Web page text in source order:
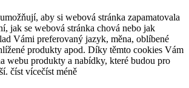
aby si webová stránka zapamatovala
jak se webová stránka chová nebo jak
Vámi preferovaný jazyk, měna, oblíbené
produkty apod. Díky těmto cookies Vám
webu produkty a nabídky, které budou pro
číst vícečíst méně